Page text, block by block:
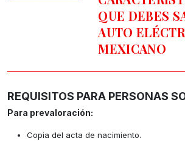
QUE DEBES
AUTO
MEXICANO
REQUISITOS PARA PERSONAS
Para prevaloración:
Copia del acta de nacimiento.